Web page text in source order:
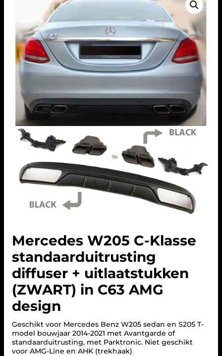
Mercedes W205 C-Klasse
standaarduitrusting
diffuser + uitlaatstukken
(ZWART) in C63 AMG
design
Geschikt voor Mercedes Benz W205 sedan en S205 T-
model bouwjaar 2014-2021 met Avantgarde of
standaarduitrusting, met Parktronic. Niet geschikt
voor AMG-Line en AHK (trekhaak)